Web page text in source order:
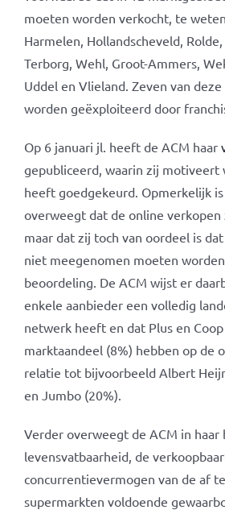
moeten worden verkocht, te
Harmelen, Hollandscheveld,
Terborg, Wehl, Groot-Ammers,
Uddel en Vlieland. Zeven van
worden geëxploiteerd door
Op 6 januari jl. heeft de ACM haar
gepubliceerd, waarin zij motiveert
heeft goedgekeurd. Opmerkelijk
overweegt dat de online
maar dat zij toch van oordeel is
niet meegenomen moeten
beoordeling. De ACM wijst er
enkele aanbieder een volledig
netwerk heeft en dat Plus en
marktaandeel (8%) hebben op de
relatie tot bijvoorbeeld Albert
en Jumbo (20%).
Verder overweegt de ACM in haar
levensvatbaarheid, de
concurrentievermogen van de af
supermarkten voldoende